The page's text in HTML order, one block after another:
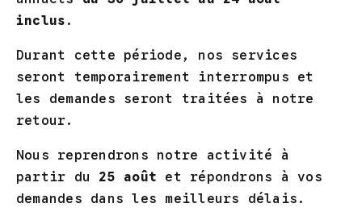
prestations.
QUELLE EST LA DURÉE DE
CONSERVATION ?
Les données à caractère personnel
collectées et traitées par le Site
sont conservées pour la durée
inclus .
Durant cette période, nos services
seront temporairement interrompus et
les demandes seront traitées à notre
retour.
Nous reprendrons notre activité à
partir du 25 août et répondrons à vos
demandes dans les meilleurs délais.